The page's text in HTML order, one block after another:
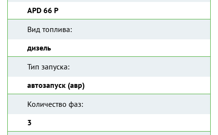
APD 66 P
Вид топлива:
дизель
Тип запуска:
автозапуск (авр)
Количество фаз:
3